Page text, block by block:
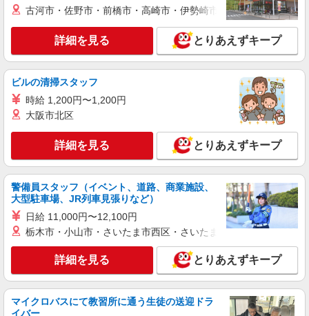
キープ 詳細を見る
株式会社アスカ 横浜支店（jb627247）
学童保育の保育士
月給 211,114円 賞与あり 交通費あり／交通費
支給（上限 20000円/月） 昇給／1年ごとにあり
■学童保育フューチャーテーブル 仲町台（学童
保育） 神奈川県横浜市都筑区仲町台1丁目272
キープ 詳細を見る
正社員
株式会社アスカ 横浜支店（jb579742）
私立認可保育園の保育士
月給 266,300円 〜 350,000円 ※給与幅は経
験・能力により考慮 賞与あり 交通費あり／上限
40,000円/月 《月給内訳》 ・基本給 208,000円〜
・保育士資格手当 21,000円 ・保育の質向上
8,000円 ※2025年度の支給額につき、年度によ
り変動の可能性あり ・ベースアップ手当 10,000
■アソシエふれあいの丘保育園（私立認可保育
園） 神奈川県横浜市都筑区葛が谷１５－１８プル
ミエールふれあいの丘1階
古河市・佐野市・前橋市・高崎市・伊勢崎市・太田市・館林市
詳細を見る とりあえずキープ
ビルの清掃スタッフ
時給 1,200円〜1,200円
大阪市北区
詳細を見る とりあえずキープ
警備員スタッフ（イベント、道路、商業施設、
大型駐車場、JR列車見張りなど）
日給 11,000円〜12,100円
栃木市・小山市・さいたま市西区・さいたま市岩槻区・久喜市・
詳細を見る とりあえずキープ
マイクロバスにて教習所に通う生徒の送迎ドラ
イバー